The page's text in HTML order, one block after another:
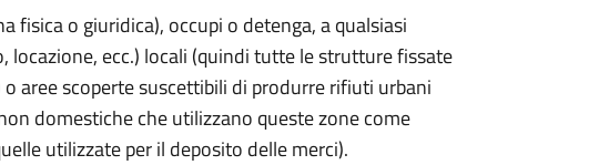
fisica o giuridica), occupi o detenga, a qualsiasi
ecc.) locali (quindi tutte le strutture fissate
aree scoperte suscettibili di produrre rifiuti urbani
domestiche che utilizzano queste zone come
utilizzate per il deposito delle merci).